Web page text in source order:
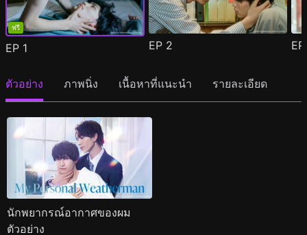
ฟรี
EP 1 EP 2
ตัวอย่าง ภาพนิ่ง เนื้อหาที่แนะนำ รายละเอียด
นักพยากรณ์อากาศของผม
ตัวอย่าง